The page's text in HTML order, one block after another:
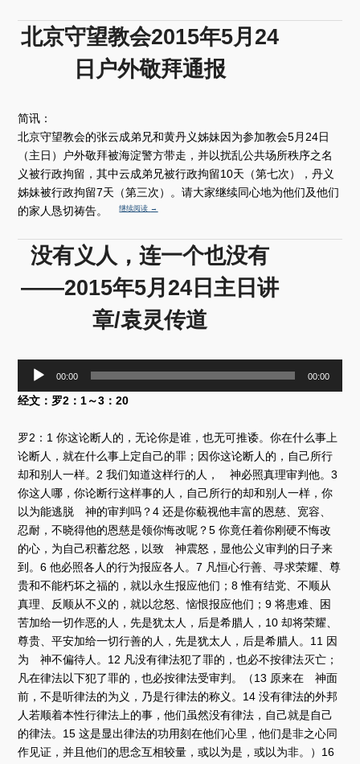
北京守望教会2015年5月24
日户外敬拜通报
简讯：
北京守望教会的张云成弟兄和黄丹义姊妹因为参加教会5月24日
（主日）户外敬拜被海淀警方带走，并以扰乱公共场所秩序之名
义被行政拘留，其中云成弟兄被行政拘留10天（第七次），丹义
姊妹被行政拘留7天（第三次）。请大家继续同心地为他们及他们
的家人恳切祷告。
继续阅读 →
没有义人，连一个也没有
——2015年5月24日主日讲
章/袁灵传道
播
器
00:00 00:00
经文：罗2：1～3：20
罗2：1 你这论断人的，无论你是谁，也无可推诿。你在什么事上
论断人，就在什么事上定自己的罪；因你这论断人的，自己所行
却和别人一样。2 我们知道这样行的人， 神必照真理审判他。3
你这人哪，你论断行这样事的人，自己所行的却和别人一样，你
以为能逃脱 神的审判吗？4 还是你藐视他丰富的恩慈、宽容、
忍耐，不晓得他的恩慈是领你悔改呢？5 你竟任着你刚硬不悔改
的心，为自己积蓄忿怒，以致 神震怒，显他公义审判的日子来
到。6 他必照各人的行为报应各人。7 凡恒心行善、寻求荣耀、尊
贵和不能朽坏之福的，就以永生报应他们；8 惟有结党、不顺从
真理、反顺从不义的，就以忿怒、恼恨报应他们；9 将患难、困
苦加给一切作恶的人，先是犹太人，后是希腊人，10 却将荣耀、
尊贵、平安加给一切行善的人，先是犹太人，后是希腊人。11 因
为 神不偏待人。12 凡没有律法犯了罪的，也必不按律法灭亡；
凡在律法以下犯了罪的，也必按律法受审判。（13 原来在 神面
前，不是听律法的为义，乃是行律法的称义。14 没有律法的外邦
人若顺着本性行律法上的事，他们虽然没有律法，自己就是自己
的律法。15 这是显出律法的功用刻在他们心里，他们是非之心同
作见证，并且他们的思念互相较量，或以为是，或以为非。）16